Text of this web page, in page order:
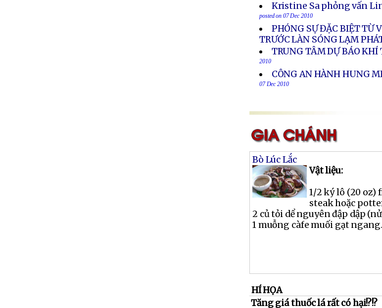
Kristine Sa phỏng vấn
posted on 07 Dec 2010
PHÓNG SỰ ĐẶC BIỆT TỪ
TRƯỚC LÀN SÓNG LẠM
TRUNG TÂM DỰ BÁO KHÍ
2010
CÔNG AN HÀNH HUNG
07 Dec 2010
Bò Lúc Lắc
Vật liệu:
1/2 ký lô (20
steak hoặc
2 củ tỏi dể nguyên đập dập
1 muỗng càfe muối gạt
HÍ HỌA
Tăng giá thuốc lá rất có hại!?!?